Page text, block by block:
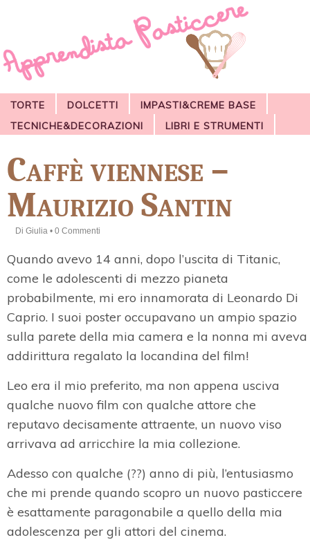
TORTE DOLCETTI
IMPASTI&CREME BASE
TECNICHE&DECORAZIONI
LIBRI E STRUMENTI
Caffè viennese –
Maurizio Santin
Di Giulia • 0 Commenti
Quando avevo 14 anni, dopo l’uscita di Titanic,
come le adolescenti di mezzo pianeta
probabilmente, mi ero innamorata di Leonardo Di
Caprio. I suoi poster occupavano un ampio spazio
sulla parete della mia camera e la nonna mi aveva
addirittura regalato la locandina del film!
Leo era il mio preferito, ma non appena usciva
qualche nuovo film con qualche attore che
reputavo decisamente attraente, un nuovo viso
arrivava ad arricchire la mia collezione.
Adesso con qualche (??) anno di più, l’entusiasmo
che mi prende quando scopro un nuovo pasticcere
è esattamente paragonabile a quello della mia
adolescenza per gli attori del cinema.